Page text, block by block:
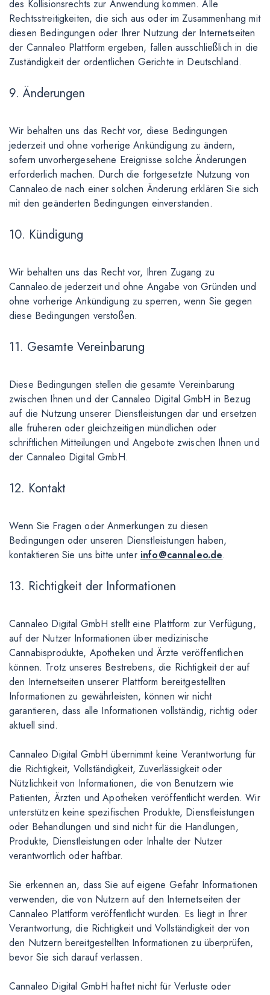
des Kollisionsrechts zur Anwendung kommen. Alle
Rechtsstreitigkeiten, die sich aus oder im Zusammenhang mit
diesen Bedingungen oder Ihrer Nutzung der Internetseiten
der Cannaleo Plattform ergeben, fallen ausschließlich in die
Zuständigkeit der ordentlichen Gerichte in Deutschland.
9. Änderungen
Wir behalten uns das Recht vor, diese Bedingungen
jederzeit und ohne vorherige Ankündigung zu ändern,
sofern unvorhergesehene Ereignisse solche Änderungen
erforderlich machen. Durch die fortgesetzte Nutzung von
Cannaleo.de nach einer solchen Änderung erklären Sie sich
mit den geänderten Bedingungen einverstanden.
10. Kündigung
Wir behalten uns das Recht vor, Ihren Zugang zu
Cannaleo.de jederzeit und ohne Angabe von Gründen und
ohne vorherige Ankündigung zu sperren, wenn Sie gegen
diese Bedingungen verstoßen.
11. Gesamte Vereinbarung
Diese Bedingungen stellen die gesamte Vereinbarung
zwischen Ihnen und der Cannaleo Digital GmbH in Bezug
auf die Nutzung unserer Dienstleistungen dar und ersetzen
alle früheren oder gleichzeitigen mündlichen oder
schriftlichen Mitteilungen und Angebote zwischen Ihnen und
der Cannaleo Digital GmbH.
12. Kontakt
Wenn Sie Fragen oder Anmerkungen zu diesen
Bedingungen oder unseren Dienstleistungen haben,
kontaktieren Sie uns bitte unter info@cannaleo.de.
13. Richtigkeit der Informationen
Cannaleo Digital GmbH stellt eine Plattform zur Verfügung,
auf der Nutzer Informationen über medizinische
Cannabisprodukte, Apotheken und Ärzte veröffentlichen
können. Trotz unseres Bestrebens, die Richtigkeit der auf
den Internetseiten unserer Plattform bereitgestellten
Informationen zu gewährleisten, können wir nicht
garantieren, dass alle Informationen vollständig, richtig oder
aktuell sind.
Cannaleo Digital GmbH übernimmt keine Verantwortung für
die Richtigkeit, Vollständigkeit, Zuverlässigkeit oder
Nützlichkeit von Informationen, die von Benutzern wie
Patienten, Ärzten und Apotheken veröffentlicht werden. Wir
unterstützen keine spezifischen Produkte, Dienstleistungen
oder Behandlungen und sind nicht für die Handlungen,
Produkte, Dienstleistungen oder Inhalte der Nutzer
verantwortlich oder haftbar.
Sie erkennen an, dass Sie auf eigene Gefahr Informationen
verwenden, die von Nutzern auf den Internetseiten der
Cannaleo Plattform veröffentlicht wurden. Es liegt in Ihrer
Verantwortung, die Richtigkeit und Vollständigkeit der von
den Nutzern bereitgestellten Informationen zu überprüfen,
bevor Sie sich darauf verlassen.
Cannaleo Digital GmbH haftet nicht für Verluste oder